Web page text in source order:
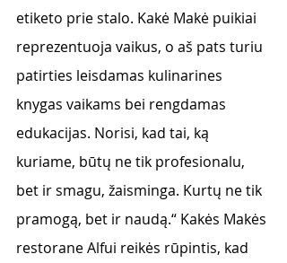
etiketo prie stalo. Kakė Makė puikiai
reprezentuoja vaikus, o aš pats turiu
patirties leisdamas kulinarines
knygas vaikams bei rengdamas
edukacijas. Norisi, kad tai, ką
kuriame, būtų ne tik profesionalu,
bet ir smagu, žaisminga. Kurtų ne tik
pramogą, bet ir naudą.“ Kakės Makės
restorane Alfui reikės rūpintis, kad